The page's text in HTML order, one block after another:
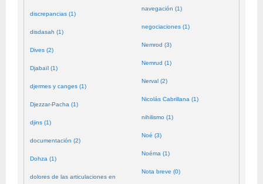
discrepancias (1)
disdasah (1)
Dives (2)
Djabaïl (1)
djermes y canges (1)
Djezzar-Pacha (1)
djins (1)
documentación (2)
Dohza (1)
dolores de las articulaciones en
navegación (1)
negociaciones (1)
Nemrod (3)
Nemrud (1)
Nerval (2)
Nicolás Cabrillana (1)
nihilismo (1)
Noé (3)
Noéma (1)
Nota breve (0)